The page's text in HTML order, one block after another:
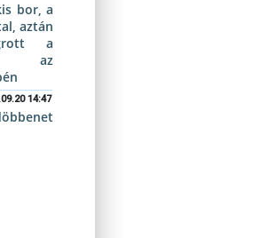
bor, a
aztán
a
az
14:47